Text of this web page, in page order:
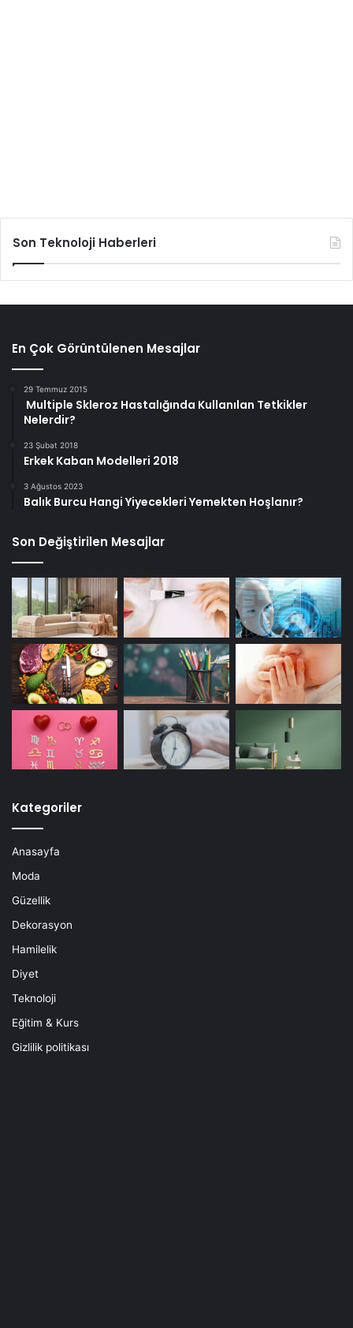
Son Teknoloji Haberleri
En Çok Görüntülenen Mesajlar
29 Temmuz 2015
Multiple Skleroz Hastalığında Kullanılan Tetkikler
Nelerdir?
23 Şubat 2018
Erkek Kaban Modelleri 2018
3 Ağustos 2023
Balık Burcu Hangi Yiyecekleri Yemekten Hoşlanır?
Son Değiştirilen Mesajlar
Kategoriler
Anasayfa
Moda
Güzellik
Dekorasyon
Hamilelik
Diyet
Teknoloji
Eğitim & Kurs
Gizlilik politikası